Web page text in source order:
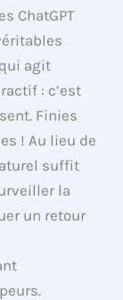
ChatGPT
agit
: c’est
Finies
! Au lieu de
suffit
la
un retour